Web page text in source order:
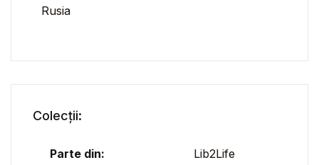
Rusia
Colecții:
Parte din: Lib2Life